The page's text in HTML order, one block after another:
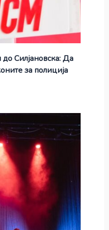
Силјановска: Да
за полиција